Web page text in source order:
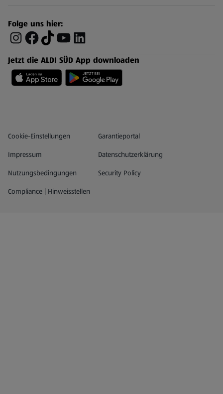
Folge uns hier:
Jetzt die ALDI SÜD App downloaden
Datenschutz- und Richtlinienmenü
Cookie-Einstellungen Garantieportal
(öffnet in einem neuen Tab)
Impressum
Datenschutzerklärung
Nutzungsbedingungen
Security Policy
Compliance | Hinweisstellen